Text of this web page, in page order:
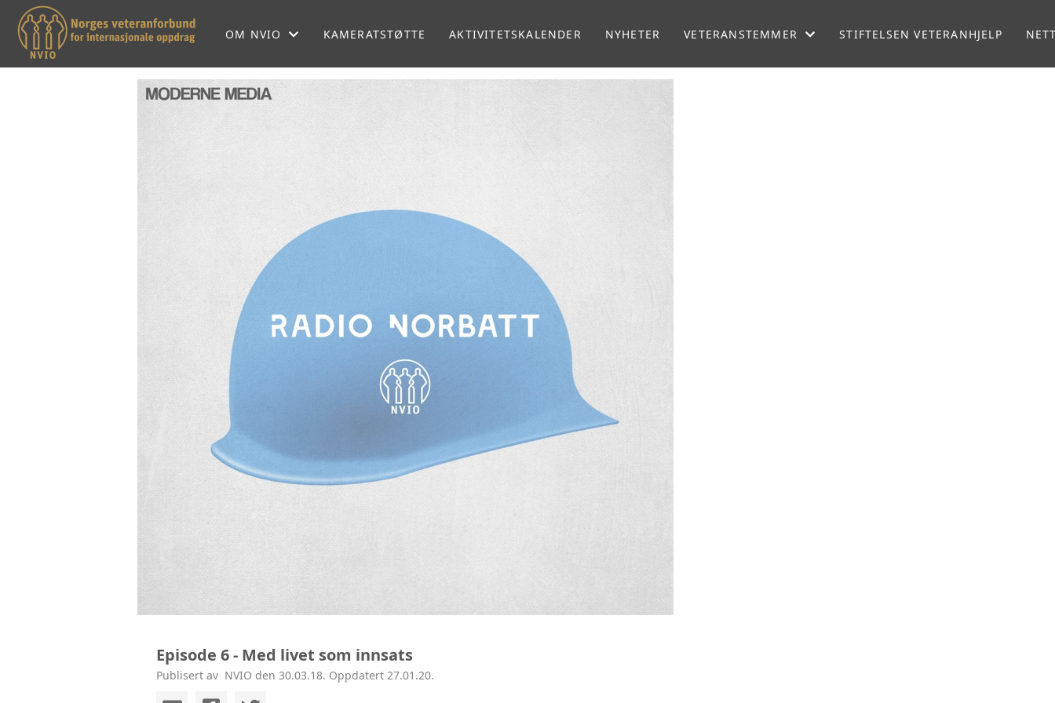
OM NVIO
OM NVIO
SEKRETARIATET
FORBUNDSSTYRET
SAMARBEIDSPARTNERE
KONTAKT
KAMERATSTØTTE AKTIVITETSKALENDER NYHETER VETERANSTEMMER STIFTELSEN VETERANHJELP
Episode 6 - Med livet som innsats
Publisert av ‎ NVIO den 30.03.18. Oppdatert 27.01.20.